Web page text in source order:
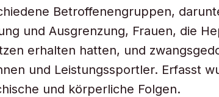
Betroffenengruppen,
und Ausgrenzung, Frauen, die
erhalten hatten, und
und Leistungssportler. Erfasst
und körperliche Folgen.